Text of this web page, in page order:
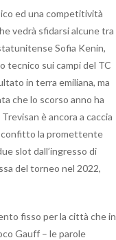
ed una competitività
vedrà sfidarsi alcune tra
Sofia Kenin,
tecnico sui campi del TC
in terra emiliana, ma
che lo scorso anno ha
è ancora a caccia
la promettente
slot dall’ingresso di
del torneo nel 2022,
fisso per la città che in
Gauff – le parole